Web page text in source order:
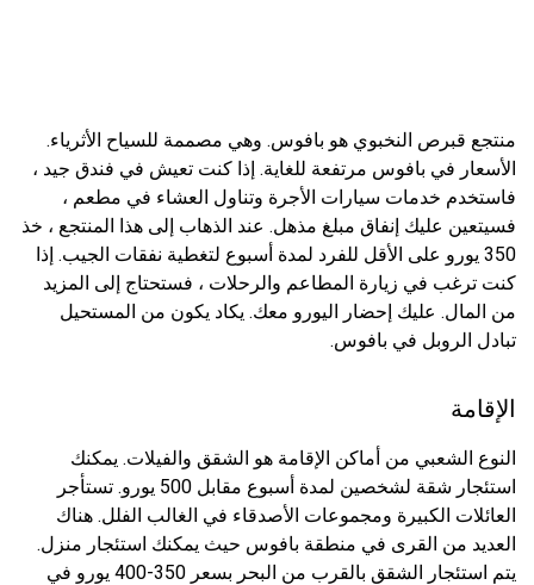
منتجع قبرص النخبوي هو بافوس. وهي مصممة للسياح الأثرياء.
الأسعار في بافوس مرتفعة للغاية. إذا كنت تعيش في فندق جيد ،
فاستخدم خدمات سيارات الأجرة وتناول العشاء في مطعم ،
فسيتعين عليك إنفاق مبلغ مذهل. عند الذهاب إلى هذا المنتجع ، خذ
350 يورو على الأقل للفرد لمدة أسبوع لتغطية نفقات الجيب. إذا
كنت ترغب في زيارة المطاعم والرحلات ، فستحتاج إلى المزيد
من المال. عليك إحضار اليورو معك. يكاد يكون من المستحيل
تبادل الروبل في بافوس.
الإقامة
النوع الشعبي من أماكن الإقامة هو الشقق والفيلات. يمكنك
استئجار شقة لشخصين لمدة أسبوع مقابل 500 يورو. تستأجر
العائلات الكبيرة ومجموعات الأصدقاء في الغالب الفلل. هناك
العديد من القرى في منطقة بافوس حيث يمكنك استئجار منزل.
يتم استئجار الشقق بالقرب من البحر بسعر 350-400 يورو في